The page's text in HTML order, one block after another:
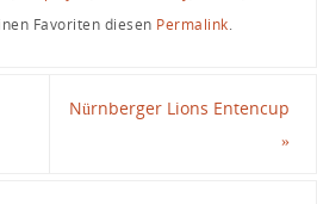
Favoriten diesen Permalink.
Nürnberger Lions Entencup
»